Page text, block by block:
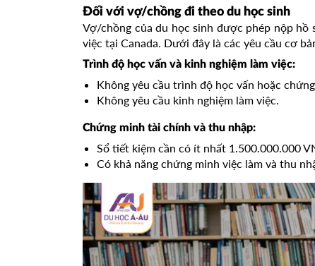
Đối với vợ/chồng đi theo du học sinh
Vợ/chồng của du học sinh được phép nộp hồ
việc tại Canada. Dưới đây là các yêu cầu cơ
Trình độ học vấn và kinh nghiệm làm việc:
Không yêu cầu trình độ học vấn hoặc
Không yêu cầu kinh nghiệm làm việc.
Chứng minh tài chính và thu nhập:
Sổ tiết kiệm cần có ít nhất 1.500.000.000
Có khả năng chứng minh việc làm và thu